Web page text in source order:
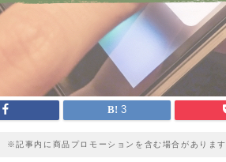
3
※記事内に商品プロモーションを含む場合があります